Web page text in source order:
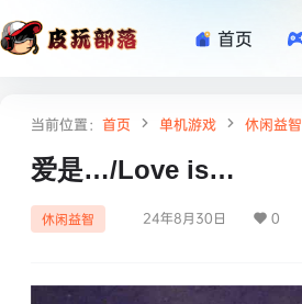
首页
当前位置： 首页 单机游戏 休闲益智
爱是…/Love is…
休闲益智 24年8月30日 0